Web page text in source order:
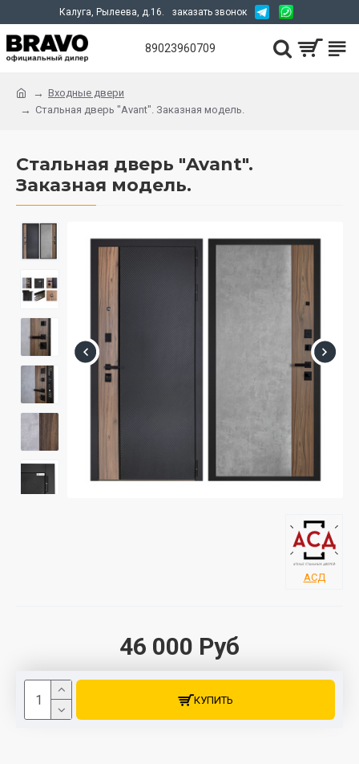
Калуга, Рылеева, д.16. заказать звонок
89023960709
Входные двери
Стальная дверь "Avant". Заказная модель.
Стальная дверь "Avant".
Заказная модель.
46 000 Руб
АСД
КУПИТЬ